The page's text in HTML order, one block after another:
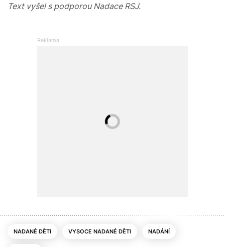
Text vyšel s podporou Nadace RSJ.
NADANÉ DĚTI VYSOCE NADANÉ DĚTI NADÁNÍ